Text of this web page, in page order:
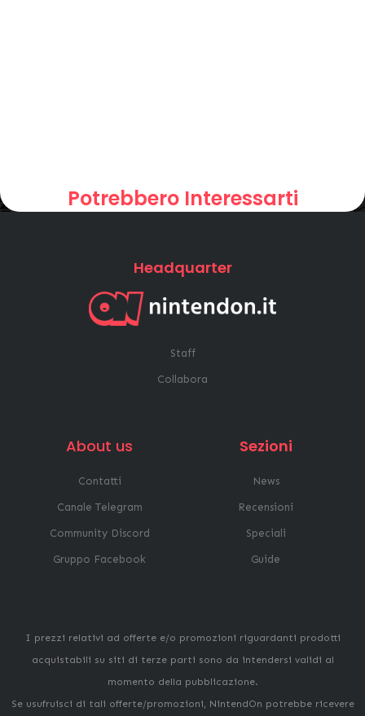
Potrebbero Interessarti
Headquarter
Staff
Collabora
About us
Contatti
Canale Telegram
Community Discord
Gruppo Facebook
Sezioni
News
Recensioni
Speciali
Guide
I prezzi relativi ad offerte e/o promozioni riguardanti prodotti
acquistabili su siti di terze parti sono da intendersi validi al
momento della pubblicazione.
Se usufruisci di tali offerte/promozioni, NintendOn potrebbe ricevere